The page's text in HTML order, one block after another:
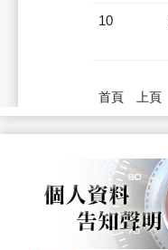
10
首頁 上頁